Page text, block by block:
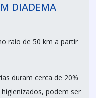
DIADEMA
raio de 50 km a partir
duram cerca de 20%
podem ser